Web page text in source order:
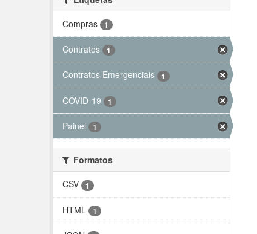
Compras
1
Contratos 1
Contratos Emergenciais 1
COVID-19 1
Painel 1
Formatos
CSV
1
HTML 1